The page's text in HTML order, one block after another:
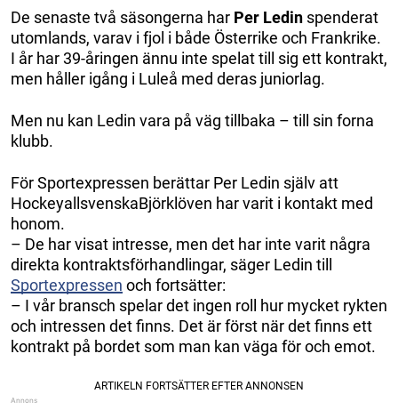
De senaste två säsongerna har Per Ledin spenderat
utomlands, varav i fjol i både Österrike och Frankrike.
I år har 39-åringen ännu inte spelat till sig ett kontrakt,
men håller igång i Luleå med deras juniorlag.
Men nu kan Ledin vara på väg tillbaka – till sin forna
klubb.
För Sportexpressen berättar Per Ledin själv att
HockeyallsvenskaBjörklöven har varit i kontakt med
honom.
– De har visat intresse, men det har inte varit några
direkta kontraktsförhandlingar, säger Ledin till
Sportexpressen och fortsätter:
– I vår bransch spelar det ingen roll hur mycket rykten
och intressen det finns. Det är först när det finns ett
kontrakt på bordet som man kan väga för och emot.